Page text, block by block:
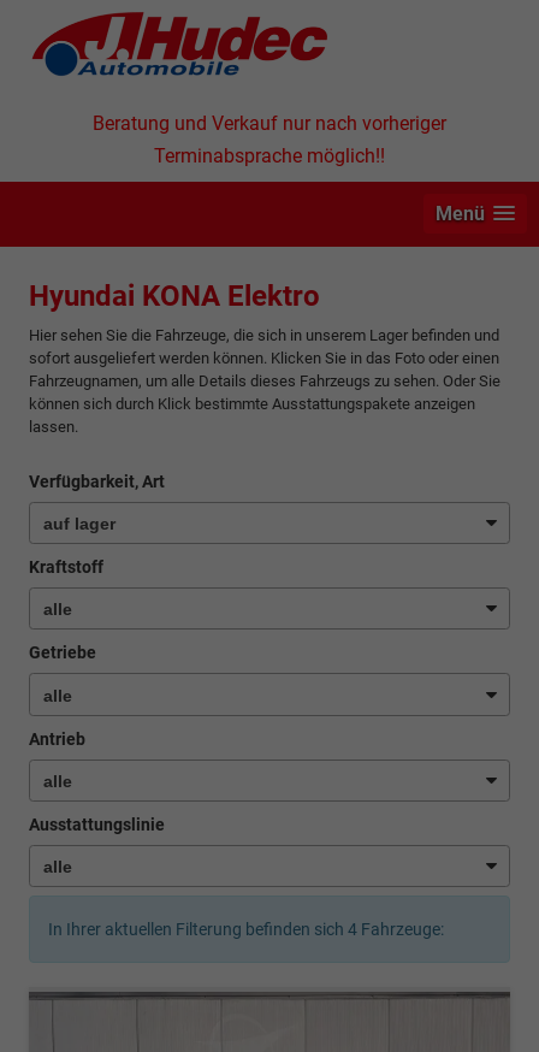
Beratung und Verkauf nur nach vorheriger
Terminabsprache möglich!!
Menü
Hyundai KONA Elektro
Hier sehen Sie die Fahrzeuge, die sich in unserem Lager befinden und
sofort ausgeliefert werden können. Klicken Sie in das Foto oder einen
Fahrzeugnamen, um alle Details dieses Fahrzeugs zu sehen. Oder Sie
können sich durch Klick bestimmte Ausstattungspakete anzeigen
lassen.
Verfügbarkeit, Art
Kraftstoff
Getriebe
Antrieb
Ausstattungslinie
In Ihrer aktuellen Filterung befinden sich 4 Fahrzeuge: